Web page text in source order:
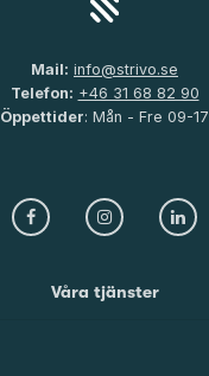
Mail: info@strivo.se
Telefon: +46 31 68 82 90
Öppettider: Mån - Fre 09-17
Våra tjänster